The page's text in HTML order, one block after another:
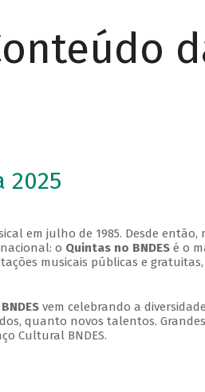
2025
em julho de 1985. Desde então,
o Quintas no BNDESé o
musicais públicas e gratuitas,
vem celebrando a
quanto novos talentos.
Cultural BNDES.